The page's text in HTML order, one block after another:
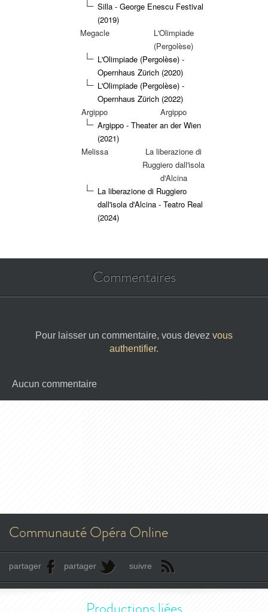
Silla - George Enescu Festival
(2019)
Megacle
L'Olimpiade
(Pergolèse)
L'Olimpiade (Pergolèse) -
Opernhaus Zürich (2020)
L'Olimpiade (Pergolèse) -
Opernhaus Zürich (2022)
Argippo
Argippo
Argippo - Theater an der Wien
(2021)
Melissa
La liberazione di
Ruggiero dall'isola
d'Alcina
La liberazione di Ruggiero
dall'isola d'Alcina - Teatro Real
(2024)
Commentaires
Pour laisser un commentaire, vous devez vous
authentifier.
Aucun commentaire
Communauté Opéra Online
partager partager suivre